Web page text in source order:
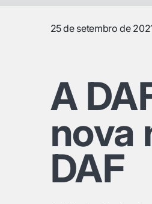
25 de setembro de
A
nova
DAF